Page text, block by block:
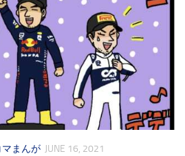
マまんが JUNE 16, 2021